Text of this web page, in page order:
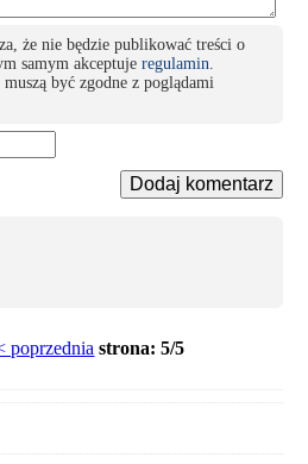
że nie będzie publikować treści o
samym akceptujeregulamin
być zgodne z poglądami
Dodaj komentarz
poprzednia strona: 5/5